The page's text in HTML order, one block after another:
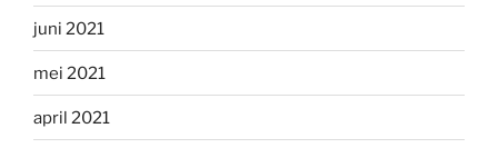
juni 2021
mei 2021
april 2021